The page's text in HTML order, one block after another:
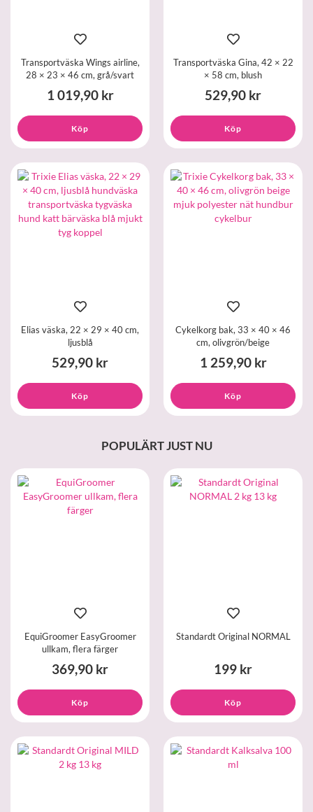
Transportväska Wings airline,
28 × 23 × 46 cm, grå/svart
1 019,90 kr
Köp
Transportväska Gina, 42 × 22
× 58 cm, blush
529,90 kr
Köp
Elias väska, 22 × 29 × 40 cm,
ljusblå
529,90 kr
Köp
Cykelkorg bak, 33 × 40 × 46
cm, olivgrön/beige
1 259,90 kr
Köp
POPULÄRT JUST NU
EquiGroomer EasyGroomer
ullkam, flera färger
369,90 kr
Köp
Standardt Original NORMAL
199 kr
Köp